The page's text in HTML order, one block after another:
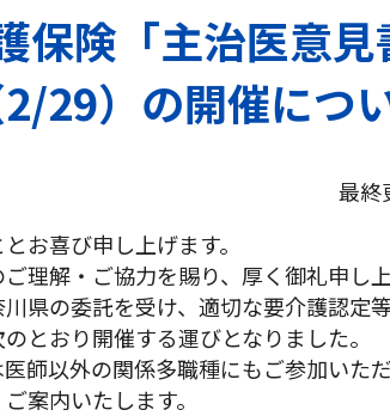
保険「主治医意
29）の開催につ
最終
お喜び申し上げます。
理解・ご協力を賜り、厚く御礼申し上
県の委託を受け、適切な要介護認定
とおり開催する運びとなりました。
師以外の関係多職種にもご参加いた
案内いたします。